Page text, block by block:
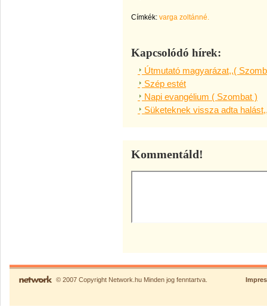
Címkék: varga zoltánné.
Kapcsolódó hírek:
Útmutató magyarázat,,(
Szép estét
Napi evangélium ( Szombat )
Süketeknek vissza adta
Kommentáld!
© 2007 Copyright Network.hu Minden jog fenntartva.